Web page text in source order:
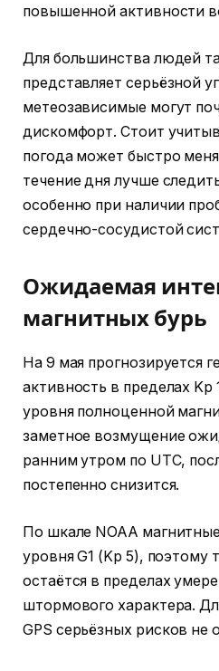
повышенной активности
Для большинства людей
представляет серьёзной
метеозависимые могут
дискомфорт. Стоит
погода может быстро
течение дня лучше
особенно при наличии
сердечно-сосудистой
Ожидаемая
магнитных бурь
На 9 мая прогнозируется
активность в пределах Kp
уровня полноценной
заметное возмущение
ранним утром по UTC,
постепенно снизится.
По шкале NOAA
уровня G1 (Kp 5), поэтому
остаётся в пределах
штормового характера.
GPS серьёзных рисков не